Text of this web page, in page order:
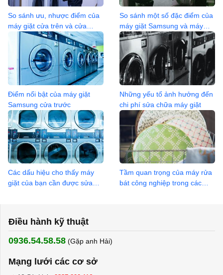
So sánh ưu, nhược điểm của
máy giặt cửa trên và cửa
trước thương hiệu Electrolux
So sánh một số đặc điểm của
máy giặt Samsung và máy
giặt Electrolux
Điểm nổi bật của máy giặt
Samsung cửa trước
Những yếu tố ảnh hưởng đến
chi phí sửa chữa máy giặt
Các dấu hiệu cho thấy máy
giặt của bạn cần được sửa
Tầm quan trọng của máy rửa
bát công nghiệp trong các
Điều hành kỹ thuật
0936.54.58.58 (Gặp anh Hải) ​
Mạng lưới các cơ sở